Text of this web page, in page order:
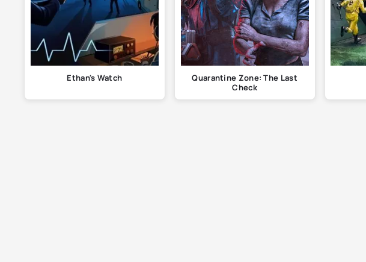
Ethan's Watch
Quarantine Zone: The Last
Check